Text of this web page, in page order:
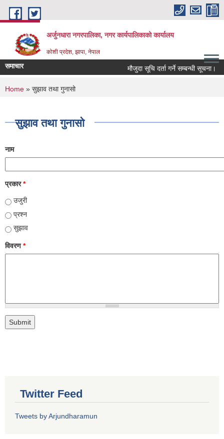
Skip to main content
अर्जुनधारा नगरपालिका, नगर कार्यपालिकाको कार्यालय
कोशी प्रदेश, झापा, नेपाल
समाचार मौजुदा सूचि दर्ता गर्ने सम्बन्धी सूचना।
You are here
Home » सुझाव तथा गुनासो
सुझाव तथा गुनासो
नाम
प्रकार*
उजुरी
प्रश्न
सुझाव
विवरण*
Twitter Feed
Tweets by Arjundharamun